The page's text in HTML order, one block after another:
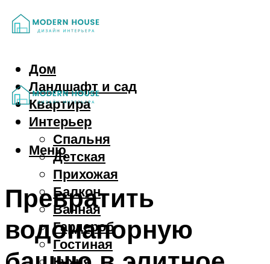
Дом
Ландшафт и сад
Квартира
Интерьер
Спальня
Детская
Прихожая
Балкон
Ванная
Гардероб
Гостиная
Меню
Превратить
водонапорную